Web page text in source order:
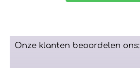
Onze klanten beoordelen ons: